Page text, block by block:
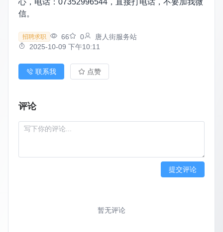
心，电话：07352996544，直接打电话，不要加我微
信。
招聘求职 66 0
唐人街服务站
2025-10-09 下午10:11
联系我 点赞
评论
提交评论
暂无评论